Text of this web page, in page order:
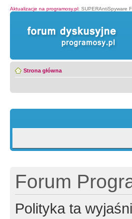
Aktualizacje na programosy.pl: SUPERAntiSpyware
Strona główna
Forum
Polityka ta